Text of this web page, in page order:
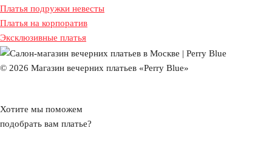
Платья подружки невесты
Платья на корпоратив
Эксклюзивные платья
© 2026 Магазин вечерних платьев «Perry Blue»
Хотите мы поможем
подобрать вам платье?